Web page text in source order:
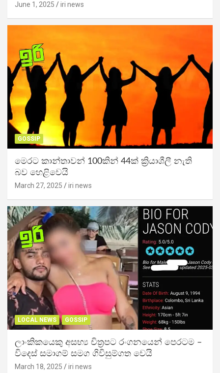
June 1, 2025 iri news
GOSSIP
මෙරට කාන්තාවන් 100කින් 44ක් ක්‍රියාශීලී නැති
බව හෙළිවෙයි
March 27, 2025 iri news
LOCAL NEWS GOSSIP
ලාංකිකයෙකු අසභ්‍ය චිත්‍රපට රංගනයෙන් පෙරටම –
විදෙස් සමාගම් සමග ගිවිසුම්ගත වෙයි
March 18, 2025 iri news